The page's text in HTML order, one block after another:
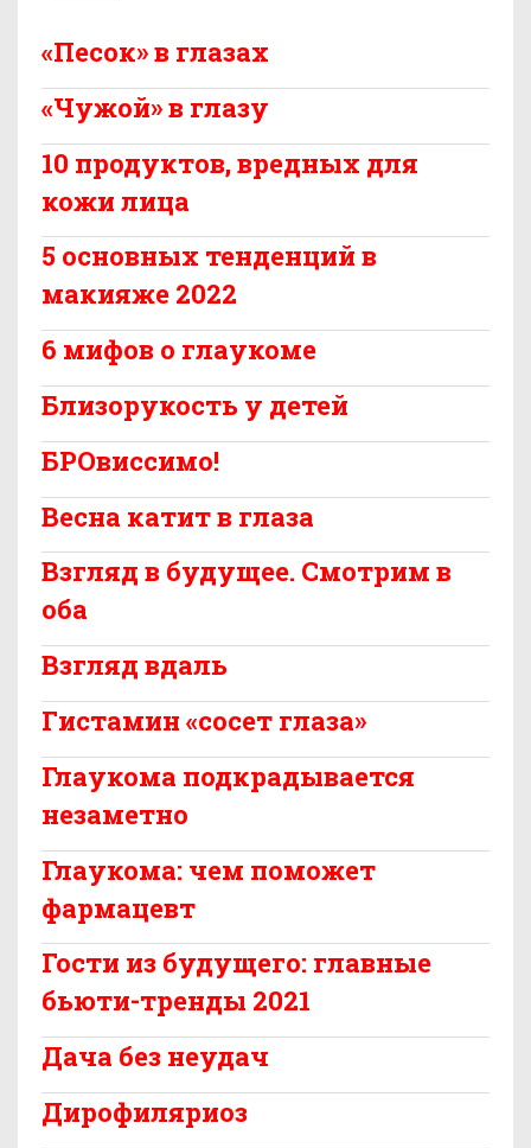
«Песок» в глазах
«Чужой» в глазу
10 продуктов, вредных для
кожи лица
5 основных тенденций в
макияже 2022
6 мифов о глаукоме
Близорукость у детей
БРОвиссимо!
Весна катит в глаза
Взгляд в будущее. Смотрим в
оба
Взгляд вдаль
Гистамин «сосет глаза»
Глаукома подкрадывается
незаметно
Глаукома: чем поможет
фармацевт
Гости из будущего: главные
бьюти-тренды 2021
Дача без неудач
Дирофиляриоз